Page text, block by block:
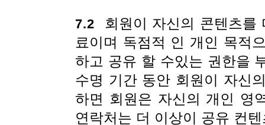
7.2 회원이 자신의 콘텐츠를
료이며 독점적 인 개인 목적
하고 공유 할 수있는 권한을
수명 기간 동안 회원이 자신
하면 회원은 자신의 개인 영
연락처는 더 이상이 공유 컨